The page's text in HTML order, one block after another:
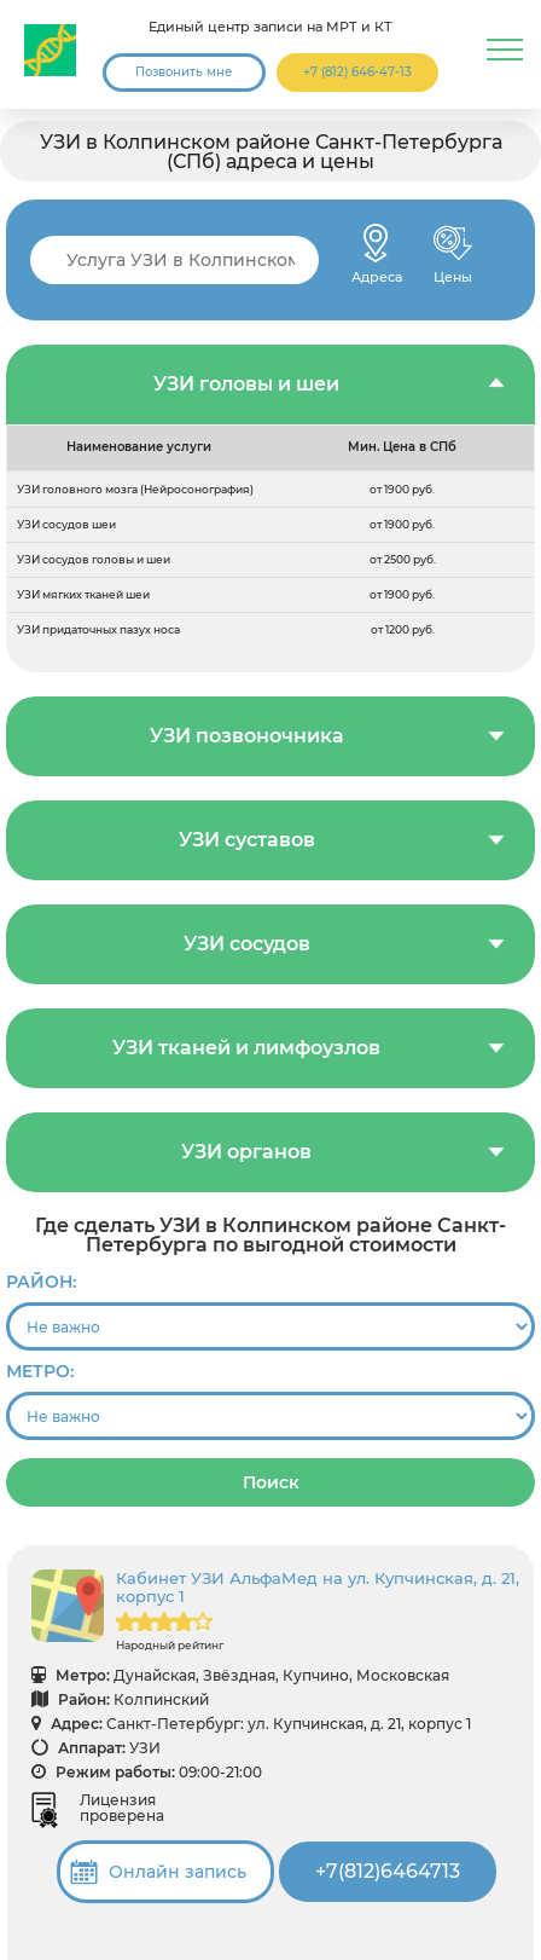
Единый центр записи на МРТ и КТ
Позвонить мне +7 (812) 646-47-13
УЗИ в Колпинском районе Санкт-Петербурга
(СПб) адреса и цены
Адреса Цены
УЗИ головы и шеи
Наименование услуги Мин. Цена в СПб
УЗИ головного мозга (Нейросонография) от 1900 руб.
УЗИ сосудов шеи от 1900 руб.
УЗИ сосудов головы и шеи от 2500 руб.
УЗИ мягких тканей шеи от 1900 руб.
УЗИ придаточных пазух носа от 1200 руб.
УЗИ позвоночника
УЗИ суставов
УЗИ сосудов
УЗИ тканей и лимфоузлов
УЗИ органов
Где сделать УЗИ в Колпинском районе Санкт-
Петербурга по выгодной стоимости
РАЙОН:
МЕТРО:
Поиск
Кабинет УЗИ АльфаМед на ул. Купчинская, д. 21,
корпус 1
Народный рейтинг
Метро: Дунайская, Звёздная, Купчино, Московская
Район: Колпинский
Адрес: Санкт-Петербург: ул. Купчинская, д. 21, корпус 1
Аппарат: УЗИ
Режим работы: 09:00-21:00
Лицензия
проверена
Онлайн запись +7(812)6464713